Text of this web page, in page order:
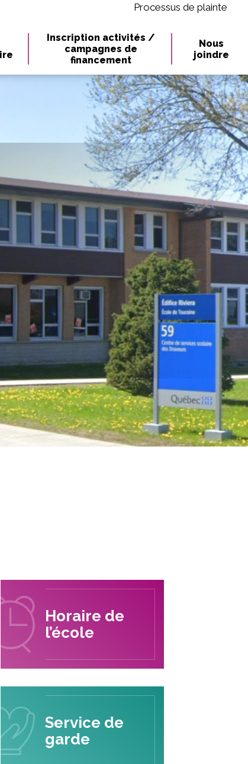
Processus de plainte
Inscription activités /
campagnes de
financement
Nous
joindre
Horaire de
l’école
Service de
garde